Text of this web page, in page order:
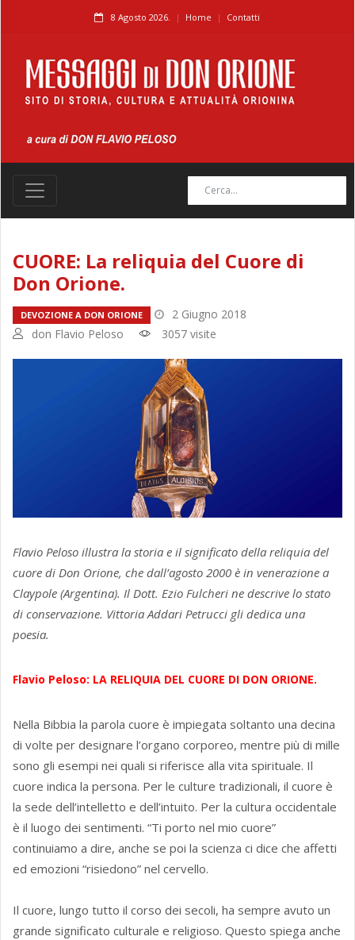
8 Agosto 2026. Home Contatti
CUORE: La reliquia del Cuore di
Don Orione.
DEVOZIONE A DON ORIONE
2 Giugno 2018
don Flavio Peloso
3057 visite
Flavio Peloso illustra la storia e il significato della reliquia del
cuore di Don Orione, che dall’agosto 2000 è in venerazione a
Claypole (Argentina). Il Dott. Ezio Fulcheri ne descrive lo stato
di conservazione. Vittoria Addari Petrucci gli dedica una
poesia.
Flavio Peloso: LA RELIQUIA DEL CUORE DI DON ORIONE.
Nella Bibbia la parola cuore è impiegata soltanto una decina
di volte per designare l’organo corporeo, mentre più di mille
sono gli esempi nei quali si riferisce alla vita spirituale. Il
cuore indica la persona. Per le culture tradizionali, il cuore è
la sede dell’intelletto e dell’intuito. Per la cultura occidentale
è il luogo dei sentimenti. “Ti porto nel mio cuore”
continuiamo a dire, anche se poi la scienza ci dice che affetti
ed emozioni “risiedono” nel cervello.
Il cuore, lungo tutto il corso dei secoli, ha sempre avuto un
grande significato culturale e religioso. Questo spiega anche